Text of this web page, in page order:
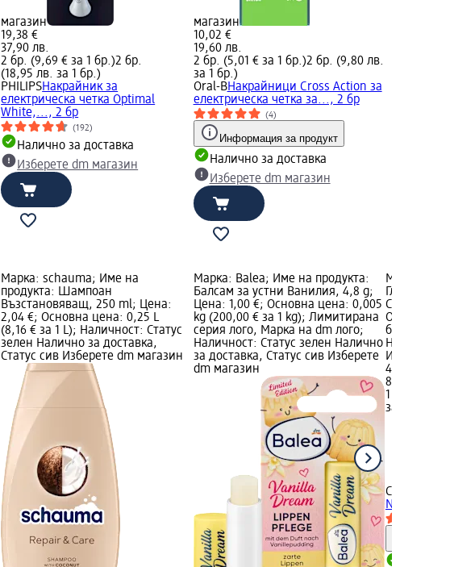
магазин
19,38 €
37,90 лв.
2 бр. (9,69 € за 1 бр.)2 бр.
(18,95 лв. за 1 бр.)
PHILIPSНакрайник за
електрическа четка Optimal
White,..., 2 бр
(192)
Налично за доставка
Изберете dm магазин
магазин
10,02 €
19,60 лв.
2 бр. (5,01 € за 1 бр.)2 бр. (9,80 лв.
за 1 бр.)
Oral-BНакрайници Cross Action за
електрическа четка за..., 2 бр
(4)
Информация за продукт
Налично за доставка
Изберете dm магазин
Марка: schauma; Име на
продукта: Шампоан
Възстановяващ, 250 ml; Цена:
2,04 €; Основна цена: 0,25 L
(8,16 € за 1 L); Наличност: Статус
зелен Налично за доставка,
Статус сив Изберете dm магазин
Марка: Balea; Име на продукта:
Балсам за устни Ванилия, 4,8 g;
Цена: 1,00 €; Основна цена: 0,005
kg (200,00 € за 1 kg); Лимитирана
серия лого, Марка на dm лого;
Наличност: Статус зелен Налично
за доставка, Статус сив Изберете
dm магазин
Марка:
Гланц за
Crush Me
Основна
бр.);
Налично
Изберете
4,50 €
8,80 лв.
1 бр. (4,50
за 1 бр.)
CATRICE
Nr. 020